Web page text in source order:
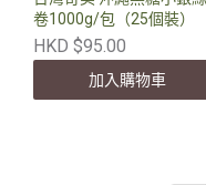
卷1000g/包（25個裝）
HKD $95.00
加入購物車